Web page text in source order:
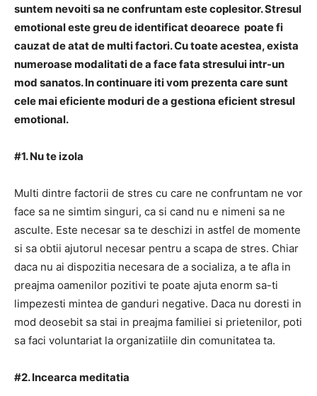
suntem nevoiti sa ne confruntam este coplesitor. Stresul
emotional este greu de identificat deoarece poate fi
cauzat de atat de multi factori. Cu toate acestea, exista
numeroase modalitati de a face fata stresului intr-un
mod sanatos. In continuare iti vom prezenta care sunt
cele mai eficiente moduri de a gestiona eficient stresul
emotional.
#1. Nu te izola
Multi dintre factorii de stres cu care ne confruntam ne vor
face sa ne simtim singuri, ca si cand nu e nimeni sa ne
asculte. Este necesar sa te deschizi in astfel de momente
si sa obtii ajutorul necesar pentru a scapa de stres. Chiar
daca nu ai dispozitia necesara de a socializa, a te afla in
preajma oamenilor pozitivi te poate ajuta enorm sa-ti
limpezesti mintea de ganduri negative. Daca nu doresti in
mod deosebit sa stai in preajma familiei si prietenilor, poti
sa faci voluntariat la organizatiile din comunitatea ta.
#2. Incearca meditatia